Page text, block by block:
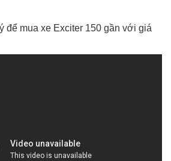
để mua xe Exciter 150 gần với giá